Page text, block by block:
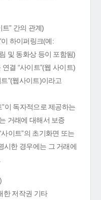
트” 간의 관계)
하이퍼링크(예:
및 동화상 등이 포함됨)
결 “사이트”(웹 사이트)
”(웹사이트)이라고
이 독자적으로 제공하는
거래에 대해서 보증
이트”의 초기화면 또는
시한 경우에는 그 거래에
한 저작권 기타